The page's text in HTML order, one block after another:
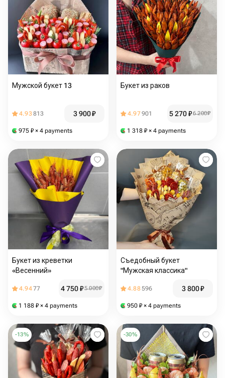
Мужской букет 13
4.93813 3 900₽
975 ₽ × 4 payments
Букет из раков
4.97901 5 270₽6 200₽
1 318 ₽ × 4 payments
Букет из креветки
«Весенний»
4.9477 4 750₽5 000₽
1 188 ₽ × 4 payments
Съедобный букет
"Мужская классика"
4.88596 3 800₽
950 ₽ × 4 payments
-13% -30%